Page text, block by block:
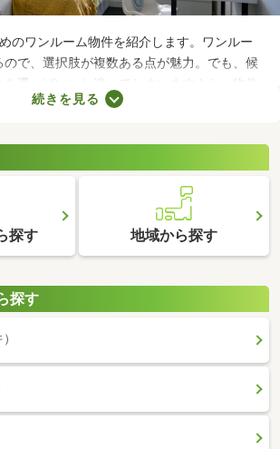
のワンルーム物件を紹介します。ワンルー
で、選択肢が複数ある点が魅力。でも、候
選べばいいか迷ってしまいますよね。物件
り・設備・家賃などをチェックすることがお
続きを見る
探す 地域から探す
探す